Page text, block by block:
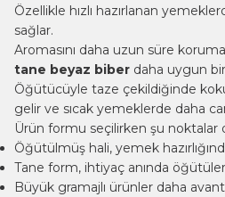
Özellikle hızlı hazırlanan
sağlar.
Aromasını daha uzun süre
tane beyaz biber daha uygun
Öğütücüyle taze çekildiğinde
gelir ve sıcak yemeklerde daha
Ürün formu seçilirken şu noktalar
Öğütülmüş hali, yemek
Tane form, ihtiyaç anında
Büyük gramajlı ürünler daha